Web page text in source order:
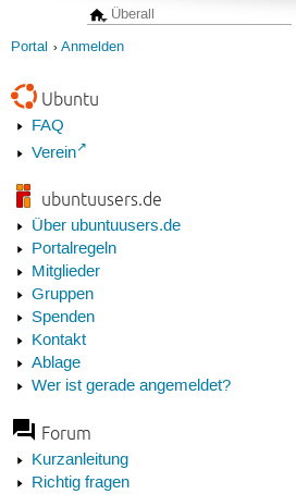
Portal Anmelden
Ubuntu
FAQ
Verein
ubuntuusers.de
Über ubuntuusers.de
Portalregeln
Mitglieder
Gruppen
Spenden
Kontakt
Ablage
Wer ist gerade angemeldet?
Forum
Kurzanleitung
Richtig fragen